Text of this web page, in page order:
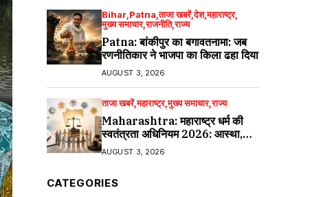
Bihar Patna ताजा खबरें देश महाराष्ट्र
मुख्य समाचार राजनीति राज्य
Patna: बांकीपुर का बगावतनामा: जब
रणनीतिकार ने भाजपा का किला ढहा दिया
AUGUST 3, 2026
ताजा खबरें महाराष्ट्र मुख्य समाचार राज्य
Maharashtra: महाराष्ट्र धर्म की
स्वतंत्रता अधिनियम 2026: आस्था,
आज़ादी और कानून का नया अध्याय
AUGUST 3, 2026
CATEGORIES